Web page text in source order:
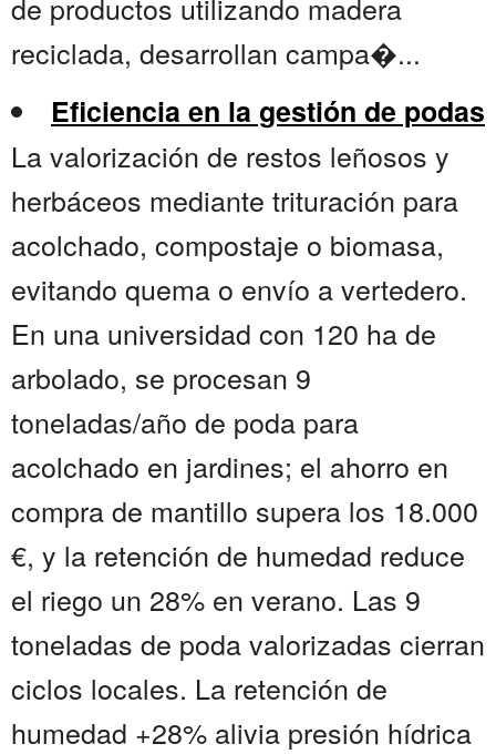
reciclada, desarrollan campa�...
Eficiencia en la gestión de podas
La valorización de restos leñosos y
herbáceos mediante trituración para
acolchado, compostaje o biomasa,
evitando quema o envío a vertedero.
En una universidad con 120 ha de
arbolado, se procesan 9
toneladas/año de poda para
acolchado en jardines; el ahorro en
compra de mantillo supera los 18.000
€, y la retención de humedad reduce
el riego un 28% en verano. Las 9
toneladas de poda valorizadas cierran
ciclos locales. La retención de
humedad +28% alivia presión hídrica